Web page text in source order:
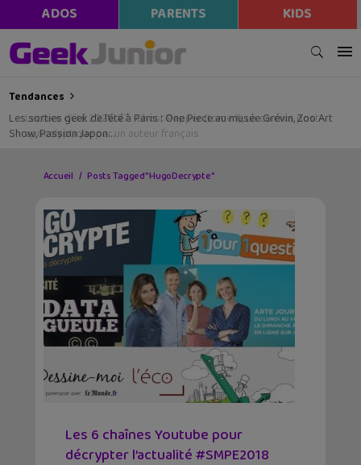
ADOS PARENTS KIDS
Tendances
Les sorties geek de l’été à Paris : One Piece au musée Grévin, Zoo Art
Show, Passion Japon…
Accueil Posts Tagged "HugoDecrypte"
Les 6 chaînes Youtube pour
décrypter l’actualité #SMPE2018